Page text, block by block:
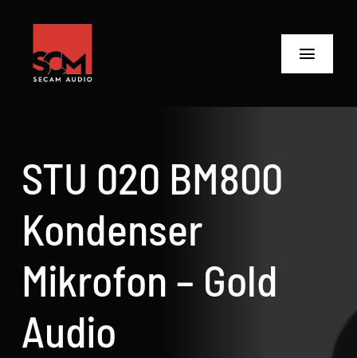
content
Toggle
Biz Kimiz
Neler Yaptık
Neler Yapıyoruz?
İletişime Geç
STU 020 BM800
Kondenser
Mikrofon – Gold
Audio